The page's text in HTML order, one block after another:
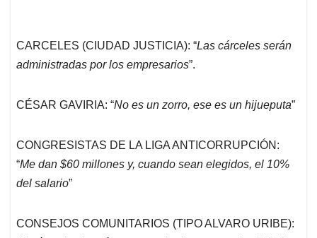
CARCELES (CIUDAD JUSTICIA): “Las cárceles serán
administradas por los empresarios”.
CÉSAR GAVIRIA: “No es un zorro, ese es un hijueputa”
CONGRESISTAS DE LA LIGA ANTICORRUPCIÓN:
“Me dan $60 millones y, cuando sean elegidos, el 10%
del salario”
CONSEJOS COMUNITARIOS (TIPO ALVARO URIBE):